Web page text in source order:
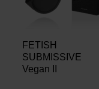
FETISH
SUBMISSIVE
Vegan II